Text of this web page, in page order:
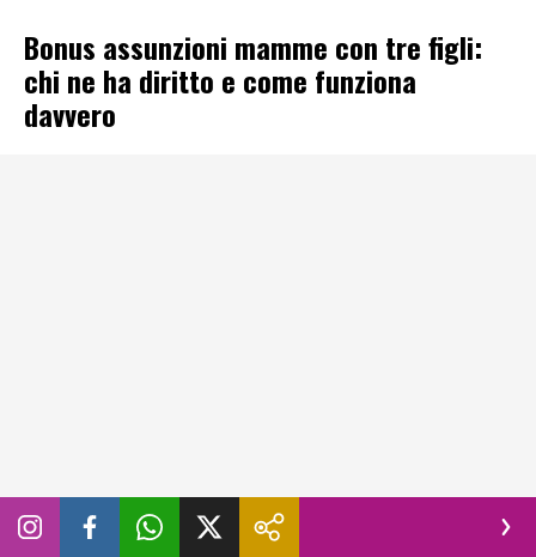
Bonus assunzioni mamme con tre figli:
chi ne ha diritto e come funziona
davvero